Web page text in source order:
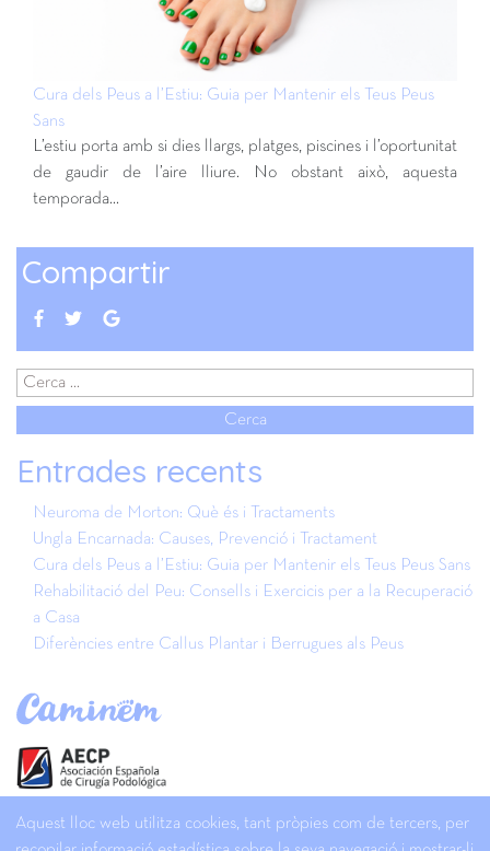
Cura dels Peus a l’Estiu: Guia per Mantenir els Teus Peus
Sans
L’estiu porta amb si dies llargs, platges, piscines i l’oportunitat
de gaudir de l’aire lliure. No obstant això, aquesta
temporada…
Compartir
Entrades recents
Neuroma de Morton: Què és i Tractaments
Ungla Encarnada: Causes, Prevenció i Tractament
Cura dels Peus a l’Estiu: Guia per Mantenir els Teus Peus Sans
Rehabilitació del Peu: Consells i Exercicis per a la Recuperació
a Casa
Diferències entre Callus Plantar i Berrugues als Peus
Aquest lloc web utilitza cookies, tant pròpies com de tercers, per